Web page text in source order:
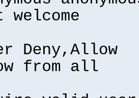
Deny,Allow
from all